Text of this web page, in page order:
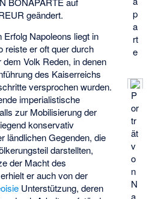
p
a
rt
e
P
or
tr
ät
v
o
n
N
a
geändert.
Napoleons liegt in
reiste er oft quer durch
Volk Reden, in denen
des Kaiserreichs
versprochen wurden.
imperialistische
zur Mobilisierung der
konservativ
ländlichen Gegenden, die
darstellten,
der Macht des
er auch von der
Unterstützung, deren